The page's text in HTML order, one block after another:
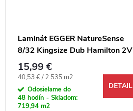
Laminát EGGER NatureSense
8/32 Kingsize Dub Hamilton 2V
15,99 €
Jednotková cena:
40,53 € / 2.535 m2
Odosielame do
48 hodín - Skladom:
719,94 m2
DETAIL